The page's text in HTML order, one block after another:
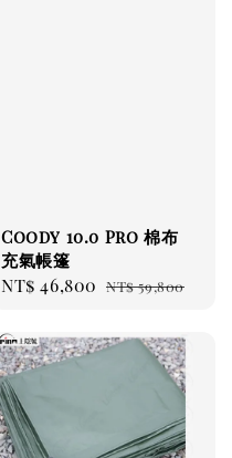
Coody 10.0 Pro 棉布
充氣帳篷
Sale
NT$ 46,800 Regular
NT$ 59,800